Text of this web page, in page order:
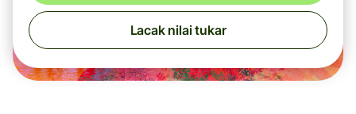
Lacak nilai tukar